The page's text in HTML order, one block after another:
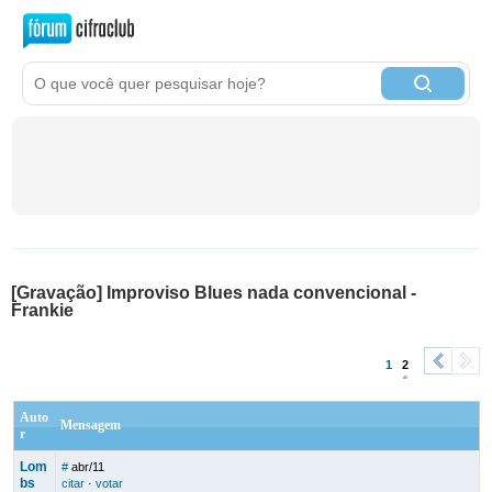
[Gravação] Improviso Blues nada convencional -
Frankie
1 2
Auto
r
Mensagem
Lom
bs
# abr/11
citar· votar